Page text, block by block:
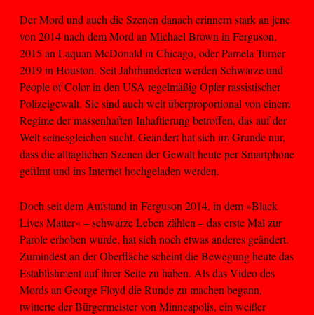
Der Mord und auch die Szenen danach erinnern stark an jene
von 2014 nach dem Mord an Michael Brown in Ferguson,
2015 an Laquan McDonald in Chicago, oder Pamela Turner
2019 in Houston. Seit Jahrhunderten werden Schwarze und
People of Color in den USA regelmäßig Opfer rassistischer
Polizeigewalt. Sie sind auch weit überproportional von einem
Regime der massenhaften Inhaftierung betroffen, das auf der
Welt seinesgleichen sucht. Geändert hat sich im Grunde nur,
dass die alltäglichen Szenen der Gewalt heute per Smartphone
gefilmt und ins Internet hochgeladen werden.
Doch seit dem Aufstand in Ferguson 2014, in dem »Black
Lives Matter« – schwarze Leben zählen – das erste Mal zur
Parole erhoben wurde, hat sich noch etwas anderes geändert.
Zumindest an der Oberfläche scheint die Bewegung heute das
Establishment auf ihrer Seite zu haben. Als das Video des
Mords an George Floyd die Runde zu machen begann,
twitterte der Bürgermeister von Minneapolis, ein weißer